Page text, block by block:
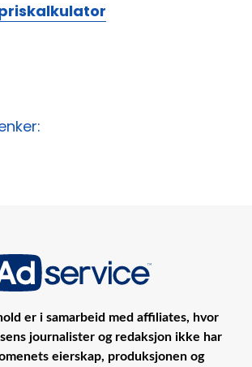
er i samarbeid med affiliates, hvor
journalister og redaksjon ikke har
eierskap, produksjonen og